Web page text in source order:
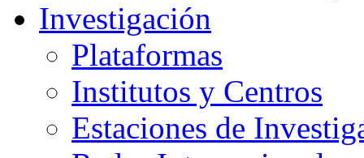
Investigación
Plataformas
Institutos y Centros
Estaciones de